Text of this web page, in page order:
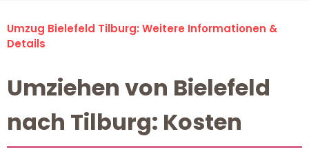
Umzug Bielefeld Tilburg: Weitere Informationen &
Details
Umziehen von Bielefeld
nach Tilburg: Kosten